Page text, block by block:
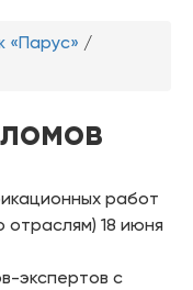
«Парус» /
работ
отраслям) 18 июня
экспертов с